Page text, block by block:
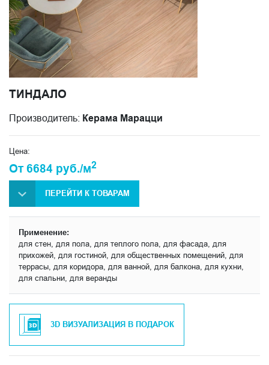
ТИНДАЛО
Производитель: Керама Марацци
Цена:
От 6684 руб./м2
ПЕРЕЙТИ К ТОВАРАМ
Применение:
для стен, для пола, для теплого пола, для фасада, для
прихожей, для гостиной, для общественных помещений, для
террасы, для коридора, для ванной, для балкона, для кухни,
для спальни, для веранды
3D ВИЗУАЛИЗАЦИЯ В ПОДАРОК